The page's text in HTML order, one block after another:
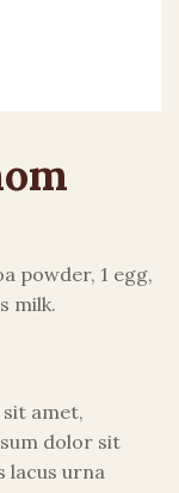
powder, 1 egg,
milk.
amet,
dolor sit
lacus urna